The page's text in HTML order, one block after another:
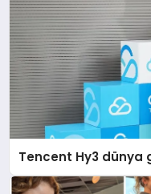
Tencent Hy3 dünya